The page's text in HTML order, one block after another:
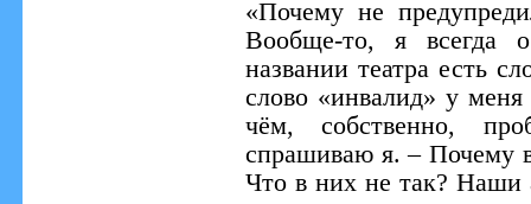
«Почему не
Вообще-то, я всегда
названии театра есть
слово «инвалид» у
чём, собственно,
спрашиваю я. – Почему
Что в них не так? Наши